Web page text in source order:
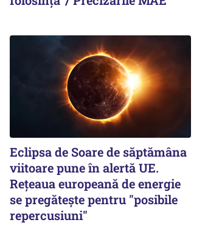
Eclipsa de Soare de săptămâna
viitoare pune în alertă UE.
Rețeaua europeană de energie
se pregătește pentru "posibile
repercusiuni"